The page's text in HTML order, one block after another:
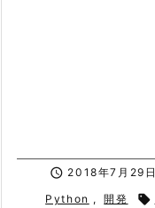
 2018年7月29日
Python , 開発 